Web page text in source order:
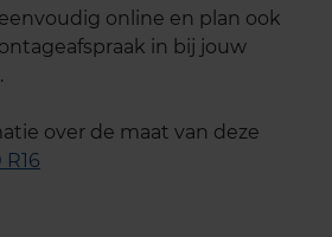
online en plan ook
in bij jouw
over de maat van deze